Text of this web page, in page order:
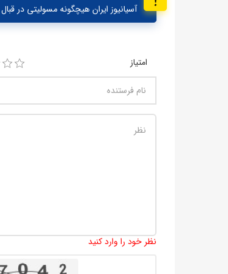
آسیانیوز ایران هیچگونه مسولیتی در
امتیاز
نظر خود را وارد کنید